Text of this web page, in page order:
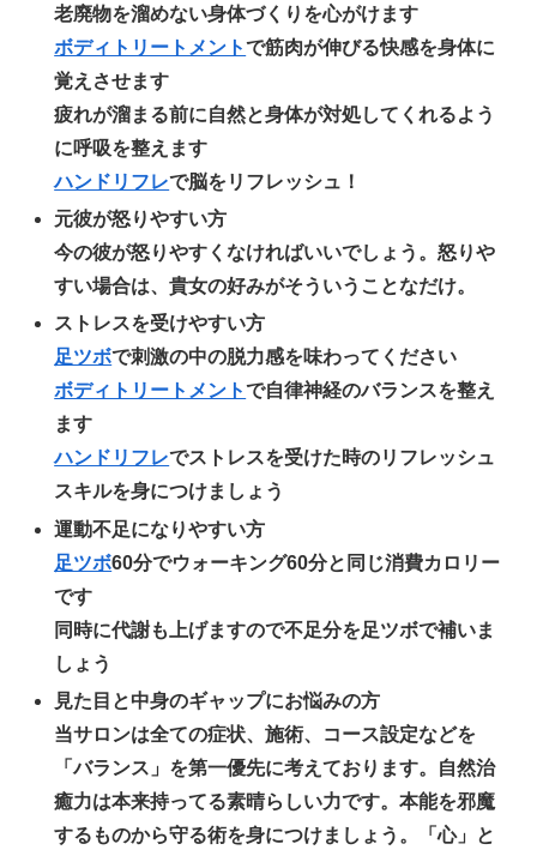
老廃物を溜めない身体づくりを心がけます
ボディトリートメントで筋肉が伸びる快感を身体に
覚えさせます
疲れが溜まる前に自然と身体が対処してくれるよう
に呼吸を整えます
ハンドリフレで脳をリフレッシュ！
元彼が怒りやすい方
今の彼が怒りやすくなければいいでしょう。怒りや
すい場合は、貴女の好みがそういうことなだけ。
ストレスを受けやすい方
足ツボで刺激の中の脱力感を味わってください
ボディトリートメントで自律神経のバランスを整え
ます
ハンドリフレでストレスを受けた時のリフレッシュ
スキルを身につけましょう
運動不足になりやすい方
足ツボ60分でウォーキング60分と同じ消費カロリー
です
同時に代謝も上げますので不足分を足ツボで補いま
しょう
見た目と中身のギャップにお悩みの方
当サロンは全ての症状、施術、コース設定などを
「バランス」を第一優先に考えております。自然治
癒力は本来持ってる素晴らしい力です。本能を邪魔
するものから守る術を身につけましょう。「心」と